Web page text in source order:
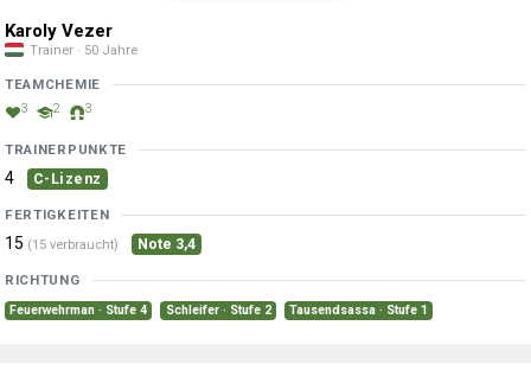
Karoly Vezer
Trainer · 50 Jahre
TEAMCHEMIE
3 2 3
TRAINERPUNKTE
4 C-Lizenz
FERTIGKEITEN
15 (15 verbraucht) Note 3,4
RICHTUNG
Feuerwehrman · Stufe 4 Schleifer · Stufe 2 Tausendsassa · Stufe 1